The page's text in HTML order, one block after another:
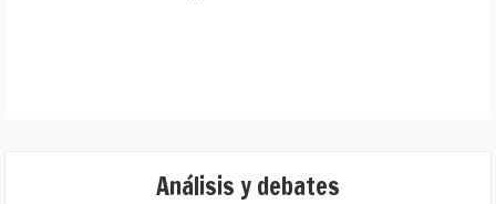
Análisis y debates